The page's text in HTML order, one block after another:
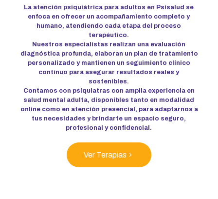
La atención psiquiátrica para adultos en Psisalud se
enfoca en ofrecer un acompañamiento completo y
humano, atendiendo cada etapa del proceso
terapéutico.
Nuestros especialistas realizan una evaluación
diagnóstica profunda, elaboran un plan de tratamiento
personalizado y mantienen un seguimiento clínico
continuo para asegurar resultados reales y
sostenibles.
Contamos con psiquiatras con amplia experiencia en
salud mental adulta, disponibles tanto en modalidad
online como en atención presencial, para adaptarnos a
tus necesidades y brindarte un espacio seguro,
profesional y confidencial.
Ver Terapias